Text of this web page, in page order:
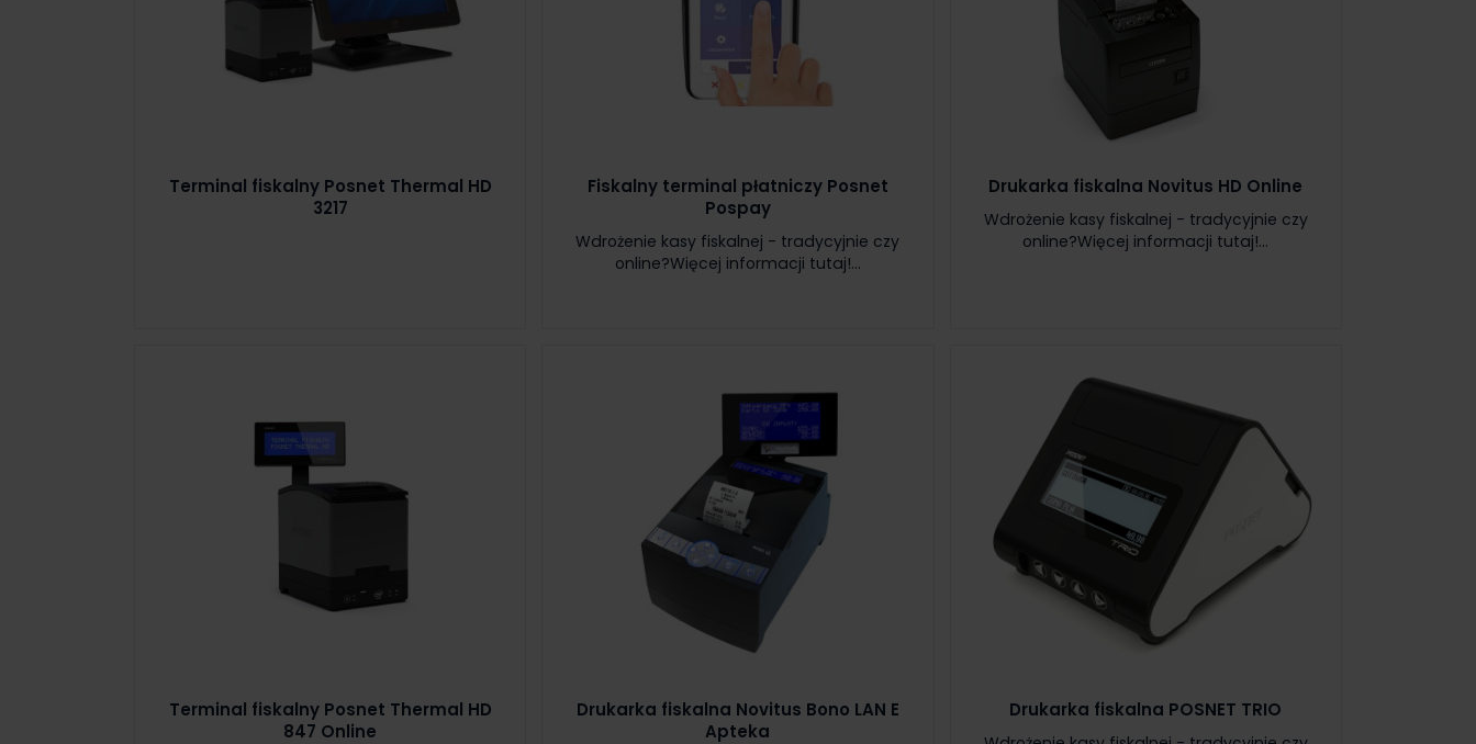
Terminal fiskalny Posnet Thermal HD
3217
Fiskalny terminal płatniczy Posnet
Pospay
Wdrożenie kasy fiskalnej - tradycyjnie czy
online?Więcej informacji tutaj!...
Drukarka fiskalna Novitus HD Online
Wdrożenie kasy fiskalnej - tradycyjnie czy
online?Więcej informacji tutaj!...
Terminal fiskalny Posnet Thermal HD
847 Online
Drukarka fiskalna Novitus Bono LAN E
Apteka
Drukarka fiskalna POSNET TRIO